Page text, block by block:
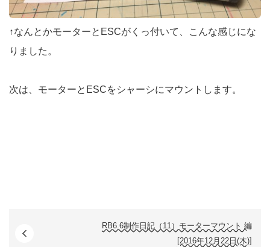
↑なんとかモーターとESCがくっ付いて、こんな感じにな
りました。
次は、モーターとESCをシャーシにマウントします。
RB6.6制作日記（11）モーターマウント 編
[2016年12月22日(木)]